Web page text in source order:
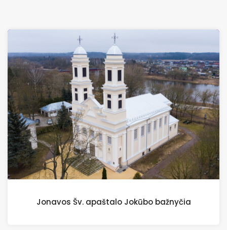
Jonavos Šv. apaštalo Jokūbo bažnyčia